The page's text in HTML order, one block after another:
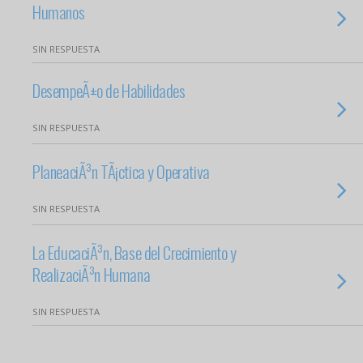
Humanos
SIN RESPUESTA
DesempeÃ±o de Habilidades
SIN RESPUESTA
PlaneaciÃ³n TÃ¡ctica y Operativa
SIN RESPUESTA
La EducaciÃ³n, Base del Crecimiento y
RealizaciÃ³n Humana
SIN RESPUESTA